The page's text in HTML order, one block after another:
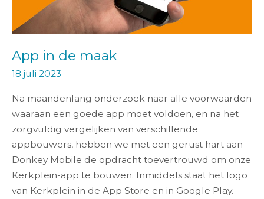
App in de maak
18 juli 2023
Na maandenlang onderzoek naar alle voorwaarden
waaraan een goede app moet voldoen, en na het
zorgvuldig vergelijken van verschillende
appbouwers, hebben we met een gerust hart aan
Donkey Mobile de opdracht toevertrouwd om onze
Kerkplein-app te bouwen. Inmiddels staat het logo
van Kerkplein in de App Store en in Google Play.